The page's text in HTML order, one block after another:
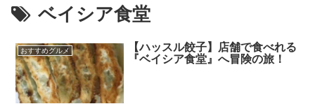
ベイシア食堂
おすすめグルメ
【ハッスル餃子】店舗で食べれる
『ベイシア食堂』へ冒険の旅！